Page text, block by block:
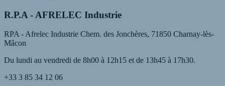
R.P.A - AFRELEC Industrie
RPA - Afrelec Industrie Chem. des Jonchères, 71850 Charnay-lès-
Mâcon
Du lundi au vendredi de 8h00 à 12h15 et de 13h45 à 17h30.
+33 3 85 34 12 06